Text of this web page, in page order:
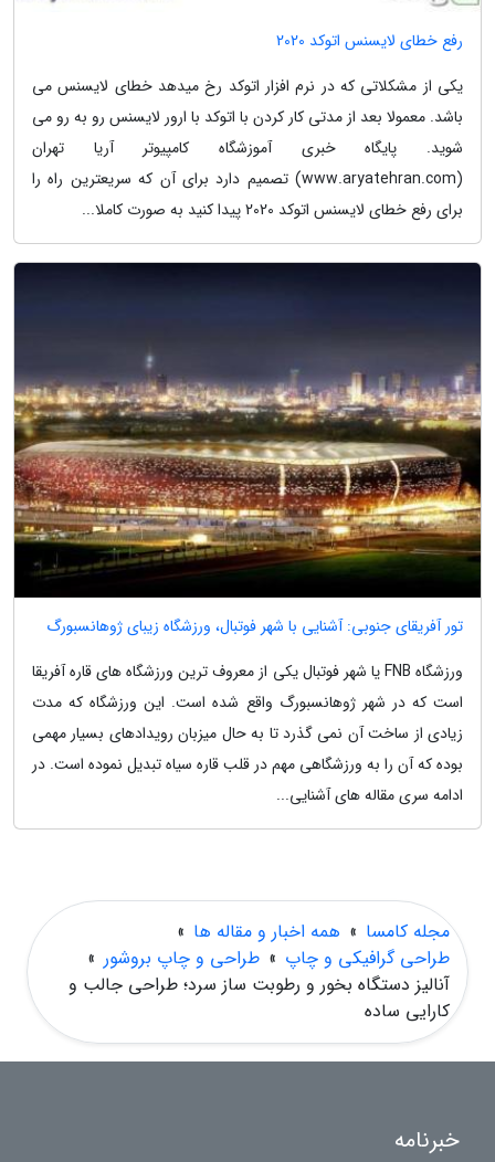
رفع خطای لایسنس اتوکد 2020
یکی از مشکلاتی که در نرم افزار اتوکد رخ میدهد خطای لایسنس می
باشد. معمولا بعد از مدتی کار کردن با اتوکد با ارور لایسنس رو به رو می
شوید. پایگاه خبری آموزشگاه کامپیوتر آریا تهران
(www.aryatehran.com) تصمیم دارد برای آن که سریعترین راه را
برای رفع خطای لایسنس اتوکد 2020 پیدا کنید به صورت کاملا...
تور آفریقای جنوبی: آشنایی با شهر فوتبال، ورزشگاه زیبای ژوهانسبورگ
ورزشگاه FNB یا شهر فوتبال یکی از معروف ترین ورزشگاه های قاره آفریقا
است که در شهر ژوهانسبورگ واقع شده است. این ورزشگاه که مدت
زیادی از ساخت آن نمی گذرد تا به حال میزبان رویدادهای بسیار مهمی
بوده که آن را به ورزشگاهی مهم در قلب قاره سیاه تبدیل نموده است. در
ادامه سری مقاله های آشنایی...
مجله کامسا » همه اخبار و مقاله ها »
طراحی گرافیکی و چاپ » طراحی و چاپ بروشور »
آنالیز دستگاه بخور و رطوبت ساز سرد؛ طراحی جالب و
کارایی ساده
خبرنامه